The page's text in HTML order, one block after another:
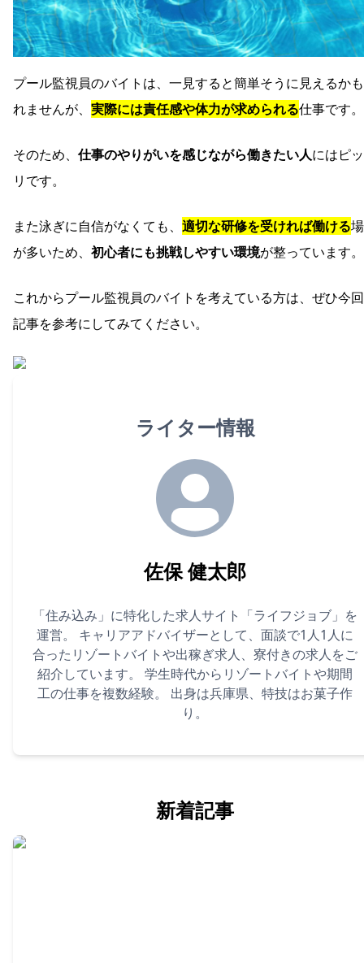
プール監視員のバイトは、一見すると簡単そうに見えるか
れませんが、 実際には責任感や体力が求められる仕事です。
そのため、 仕事のやりがいを感じながら働きたい人にはピ
リです。
また泳ぎに自信がなくても、 適切な研修を受ければ働ける
が多いため、 初心者にも挑戦しやすい環境が整っています。
これからプール監視員のバイトを考えている方は、ぜひ今
記事を参考にしてみてください。
ライター情報
佐保 健太郎
「住み込み」に特化した求人サイト「ライフジョブ」を
運営。 キャリアアドバイザーとして、面談で1人1人に
合ったリゾートバイトや出稼ぎ求人、寮付きの求人をご
紹介しています。 学生時代からリゾートバイトや期間
工の仕事を複数経験。 出身は兵庫県、特技はお菓子作
り。
新着記事